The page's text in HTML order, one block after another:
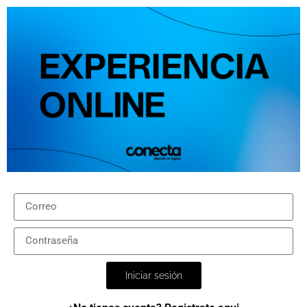
Iniciar sesión